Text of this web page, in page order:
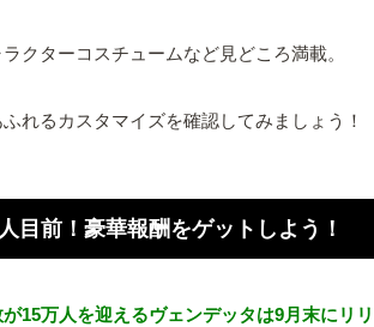
クターコスチュームなど見どころ満載。
れるカスタマイズを確認してみましょう！
目前！豪華報酬をゲットしよう！
15万人を迎えるヴェンデッタは9月末にリ